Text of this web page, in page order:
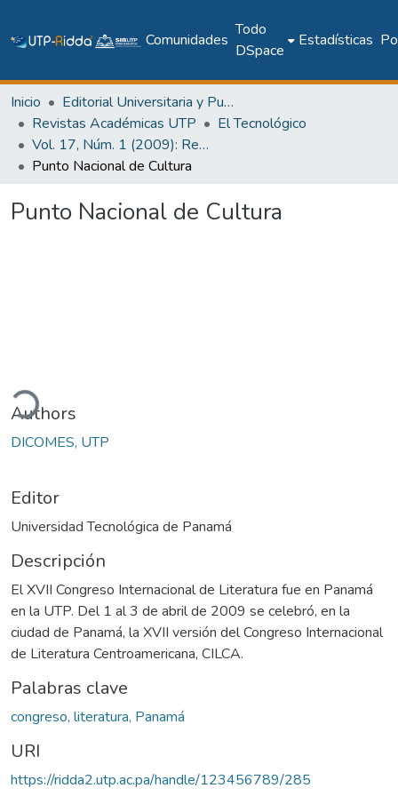
Comunidades
Todo
DSpace
Estadísticas
Inicio
Editorial Universitaria y Publicaciones Seriadas
Revistas Académicas UTP
El Tecnológico
Vol. 17, Núm. 1 (2009): Revista EL TECNOLÓGICO
Punto Nacional de Cultura
Punto Nacional de Cultura
Authors
DICOMES, UTP
Editor
Universidad Tecnológica de Panamá
Descripción
El XVII Congreso Internacional de Literatura fue en Panamá
en la UTP. Del 1 al 3 de abril de 2009 se celebró, en la
ciudad de Panamá, la XVII versión del Congreso Internacional
de Literatura Centroamericana, CILCA.
Palabras clave
congreso, literatura, Panamá
URI
https://ridda2.utp.ac.pa/handle/123456789/285